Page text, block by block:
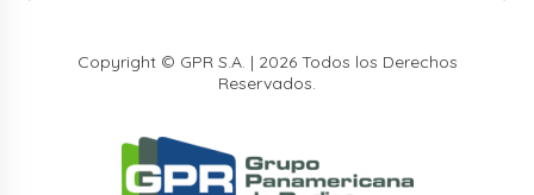
Copyright © GPR S.A. | 2026 Todos los Derechos
Reservados.